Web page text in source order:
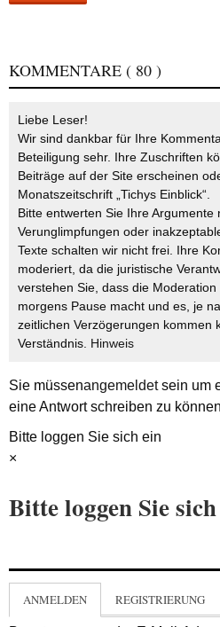
KOMMENTARE ( 80 )
Liebe Leser!
Wir sind dankbar für Ihre
Beteiligung sehr. Ihre Zuschriften
Beiträge auf der Site erscheinen
Monatszeitschrift „Tichys Einblick“.
Bitte entwerten Sie Ihre Argumente
Verunglimpfungen oder
Texte schalten wir nicht frei. Ihre
moderiert, da die juristische
verstehen Sie, dass die
morgens Pause macht und es, je
zeitlichen Verzögerungen kommen
Verständnis. Hinweis
Sie müssenangemeldetsein um
eine Antwort schreiben zu können
Bitte loggen Sie sich ein
×
Bitte loggen Sie
ANMELDEN REGISTRIERUNG